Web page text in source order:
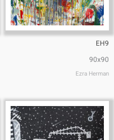
EH9
90x90
Ezra Herman